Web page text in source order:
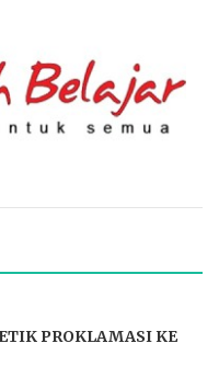
PROKLAMASI KE